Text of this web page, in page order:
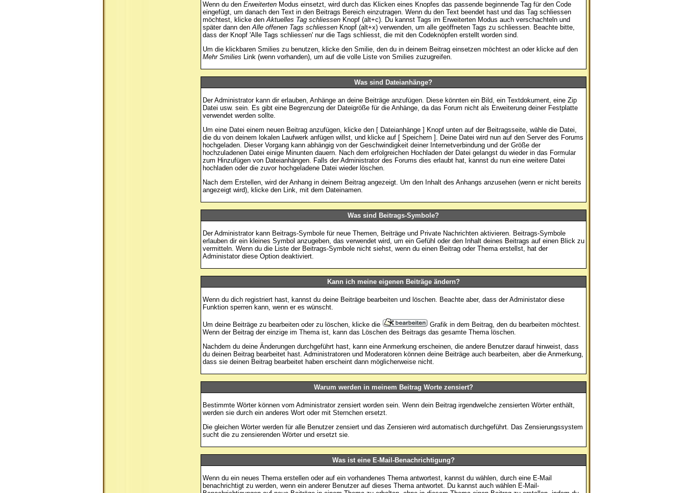
Wenn du den ErweitertenModus einsetzt, wird durch das Klicken eines Knopfes das passende beginnende Tag für den Code
eingefügt, um danach den Text in den Beitrags Bereich einzutragen. Wenn du den Text beendet hast und das Tag schliessen
möchtest, klicke denAktuelles Tag schliessenKnopf (alt+c). Du kannst Tags im Erweiterten Modus auch verschachteln und
später dann denAlle offenen Tags schliessenKnopf (alt+x) verwenden, um alle geöffneten Tags zu schliessen. Beachte bitte,
dass der Knopf 'Alle Tags schliessen' nur die Tags schliesst, die mit den Codeknöpfen erstellt worden sind.
Um die klickbaren Smilies zu benutzen, klicke den Smilie, den du in deinem Beitrag einsetzen möchtest an oder klicke auf den
Mehr Smilies Link (wenn vorhanden), um auf die volle Liste von Smilies zuzugreifen.
Was sind Dateianhänge?
Der Administrator kann dir erlauben, Anhänge an deine Beiträge anzufügen. Diese könnten ein Bild, ein Textdokument, eine Zip
Datei usw. sein. Es gibt eine Begrenzung der Dateigröße für die Anhänge, da das Forum nicht als Erweiterung deiner Festplatte
verwendet werden sollte.
Um eine Datei einem neuen Beitrag anzufügen, klicke den [ Dateianhänge ] Knopf unten auf der Beitragsseite, wähle die Datei,
die du von deinem lokalen Laufwerk anfügen willst, und klicke auf [ Speichern ]. Deine Datei wird nun auf den Server des Forums
hochgeladen. Dieser Vorgang kann abhängig von der Geschwindigkeit deiner Internetverbindung und der Größe der
hochzuladenen Datei einige Minunten dauern. Nach dem erfolgreichen Hochladen der Datei gelangst du wieder in das Formular
zum Hinzufügen von Dateianhängen. Falls der Administrator des Forums dies erlaubt hat, kannst du nun eine weitere Datei
hochladen oder die zuvor hochgeladene Datei wieder löschen.
Nach dem Erstellen, wird der Anhang in deinem Beitrag angezeigt. Um den Inhalt des Anhangs anzusehen (wenn er nicht bereits
angezeigt wird), klicke den Link, mit dem Dateinamen.
Was sind Beitrags-Symbole?
Der Administrator kann Beitrags-Symbole für neue Themen, Beiträge und Private Nachrichten aktivieren. Beitrags-Symbole
erlauben dir ein kleines Symbol anzugeben, das verwendet wird, um ein Gefühl oder den Inhalt deines Beitrags auf einen Blick zu
vermitteln. Wenn du die Liste der Beitrags-Symbole nicht siehst, wenn du einen Beitrag oder Thema erstellst, hat der
Administator diese Option deaktiviert.
Kann ich meine eigenen Beiträge ändern?
Wenn du dich registriert hast, kannst du deine Beiträge bearbeiten und löschen. Beachte aber, dass der Administator diese
Funktion sperren kann, wenn er es wünscht.
Um deine Beiträge zu bearbeiten oder zu löschen, klicke die
Grafik in dem Beitrag, den du bearbeiten möchtest.
Wenn der Beitrag der einzige im Thema ist, kann das Löschen des Beitrags das gesamte Thema löschen.
Nachdem du deine Änderungen durchgeführt hast, kann eine Anmerkung erscheinen, die andere Benutzer darauf hinweist, dass
du deinen Beitrag bearbeitet hast. Administratoren und Moderatoren können deine Beiträge auch bearbeiten, aber die Anmerkung,
dass sie deinen Beitrag bearbeitet haben erscheint dann möglicherweise nicht.
Warum werden in meinem Beitrag Worte zensiert?
Bestimmte Wörter können vom Administrator zensiert worden sein. Wenn dein Beitrag irgendwelche zensierten Wörter enthält,
werden sie durch ein anderes Wort oder mit Sternchen ersetzt.
Die gleichen Wörter werden für alle Benutzer zensiert und das Zensieren wird automatisch durchgeführt. Das Zensierungssystem
sucht die zu zensierenden Wörter und ersetzt sie.
Was ist eine E-Mail-Benachrichtigung?
Wenn du ein neues Thema erstellen oder auf ein vorhandenes Thema antwortest, kannst du wählen, durch eine E-Mail
benachrichtigt zu werden, wenn ein anderer Benutzer auf dieses Thema antwortet. Du kannst auch wählen E-Mail-